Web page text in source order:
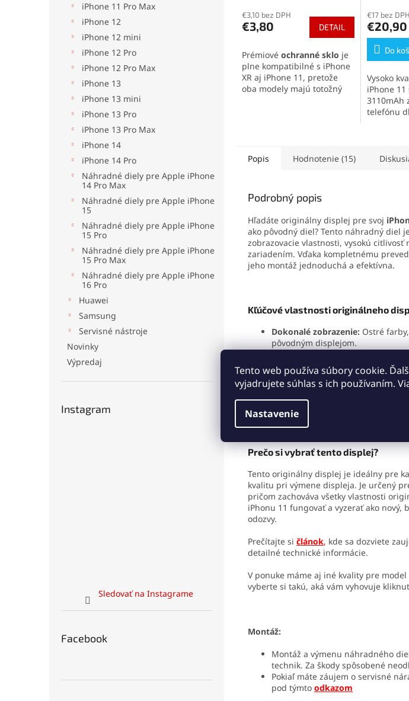
Tento web používa súbory cookie.
vyjadrujete súhlas s ich používaním.
Nastavenie
iPhone 11 Pro Max
iPhone 12
iPhone 12 mini
iPhone 12 Pro
iPhone 12 Pro Max
iPhone 13
iPhone 13 mini
iPhone 13 Pro
iPhone 13 Pro Max
iPhone 14
iPhone 14 Pro
Náhradné diely pre Apple iPhone
14 Pro Max
Náhradné diely pre Apple iPhone
15
Náhradné diely pre Apple iPhone
15 Pro
Náhradné diely pre Apple iPhone
15 Pro Max
Náhradné diely pre Apple iPhone
16 Pro
Huawei
Samsung
Servisné nástroje
Novinky
Výpredaj
Instagram
Sledovať na Instagrame
Facebook
€3,10 bez DPH
€3,80 DETAIL
Prémiové ochranné sklo je
plne kompatibilné s iPhone
XR aj iPhone 11, pretože
oba modely majú totožný
škrabancami a nárazmi.
Oleofóbna vrstva udrží
produktu
je
5,0
5
€17 bez DPH
€20,90
Do
Vysoko
iPhone
3110mAh
telefónu
zaistenie
Popis Hodnotenie (15)
Podrobný popis
Hľadáte originálny displej pre svoj
ako pôvodný diel? Tento náhradný diel
zobrazovacie vlastnosti, vysokú
zariadením. Vďaka kompletnému
jeho montáž jednoduchá a efektívna.
Kľúčové vlastnosti originálneho
Dokonalé zobrazenie: Ostré
pôvodným displejom.
a presné používanie.
Podpora 3D Touch:Intuitívne
spokojnosť.
Jednoduchá montáž:
Kompletný
šetrí čas a znižuje náročnosť
Prečo si vybrať tento displej?
Tento originálny displej je ideálny pre
kvalitu pri výmene displeja. Je určený
pričom zachováva všetky vlastnosti
iPhonu 11 fungovať a vyzerať ako nový,
odozvy.
Prečítajte si článok, kde sa dozviete
detailné technické informácie.
V ponuke máme aj iné kvality pre
vyberte si takú, aká vám vyhovuje
Montáž:
Montáž a výmenu náhradného
technik. Za škody spôsobené
Pokiaľ máte záujem o servisné
pod týmto odkazom